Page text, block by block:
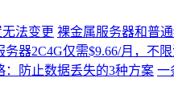
法变更 裸金属服务器和普
务器2C4G仅需$9.66/月，不
：防止数据丢失的3种方案 一